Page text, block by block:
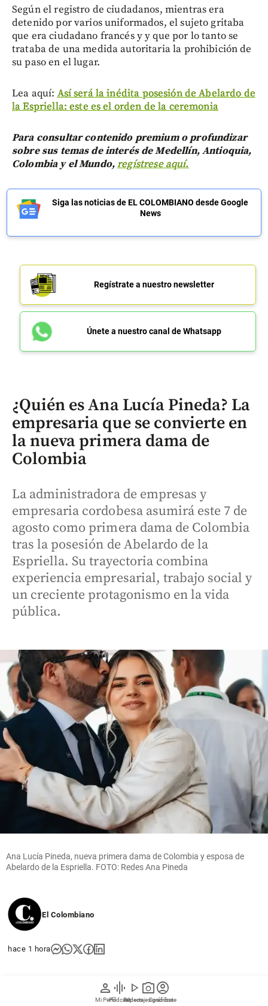
person
Mi Perfil
graphic_eq
Pódcast
play_arrow
Videos
photo_camera
Reportajes gráficos
account_circle
Suscríbete
Según el registro de ciudadanos, mientras era
detenido por varios uniformados, el sujeto gritaba
que era ciudadano francés y y que por lo tanto se
trataba de una medida autoritaria la prohibición de
su paso en el lugar.
Lea aquí: Así será la inédita posesión de Abelardo de
la Espriella: este es el orden de la ceremonia
Para consultar contenido premium o profundizar
sobre sus temas de interés de Medellín, Antioquia,
Colombia y el Mundo,regístrese aquí.
Siga las noticias de EL COLOMBIANO desde Google
News
Regístrate a nuestro newsletter
Únete a nuestro canal de Whatsapp
¿Quién es Ana Lucía Pineda? La
empresaria que se convierte en
la nueva primera dama de
Colombia
La administradora de empresas y
empresaria cordobesa asumirá este 7 de
agosto como primera dama de Colombia
tras la posesión de Abelardo de la
Espriella. Su trayectoria combina
experiencia empresarial, trabajo social y
un creciente protagonismo en la vida
pública.
Ana Lucía Pineda, nueva primera dama de Colombia y esposa de
Abelardo de la Espriella. FOTO: Redes Ana Pineda
El Colombiano
hace 1 hora
Con la posesión de Abelardo de la Espriella como
presidente de Colombia este 7 de agosto, Ana Lucía